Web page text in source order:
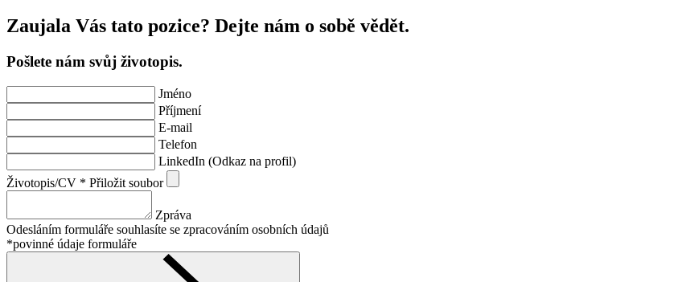
Zaujala Vás tato pozice? Dejte nám o sobě vědět.
Pošlete nám svůj životopis.
Jméno
Příjmení
E-mail
Telefon
LinkedIn (Odkaz na profil)
Životopis/CV * Přiložit soubor
Zpráva
Odesláním formuláře souhlasíte se zpracováním osobních údajů
*povinné údaje formuláře